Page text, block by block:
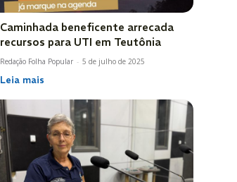
Caminhada beneficente arrecada
recursos para UTI em Teutônia
Redação Folha Popular - 5 de julho de 2025
Leia mais